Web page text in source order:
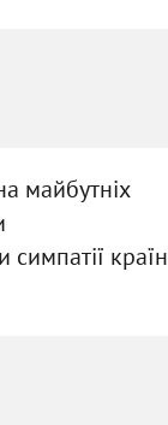
майбутніх
симпатії країн